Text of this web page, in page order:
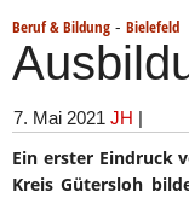
Beruf & Bildung - Bielefeld
7. Mai 2021 JH |
Ein erster Eindruck
Kreis Gütersloh